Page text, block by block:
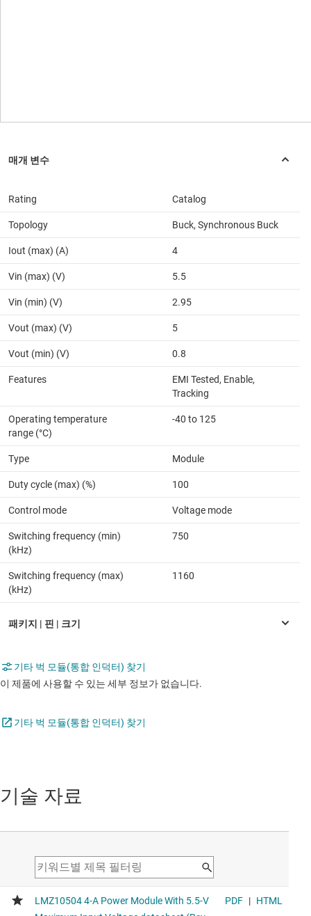
Rating Catalog
Topology Buck, Synchronous Buck
Iout (max) (A) 4
Vin (max) (V) 5.5
Vin (min) (V) 2.95
Vout (max) (V) 5
Vout (min) (V) 0.8
Features
EMI Tested, Enable,
Tracking
Operating temperature
range (°C)
-40 to 125
Type Module
Duty cycle (max) (%) 100
Control mode Voltage mode
Switching frequency (min)
(kHz)
750
Switching frequency (max)
(kHz)
1160
기타 벅 모듈(통합 인덕터) 찾기
이 제품에 사용할 수 있는 세부 정보가 없습니다.
기타 벅 모듈(통합 인덕터) 찾기
기술 자료